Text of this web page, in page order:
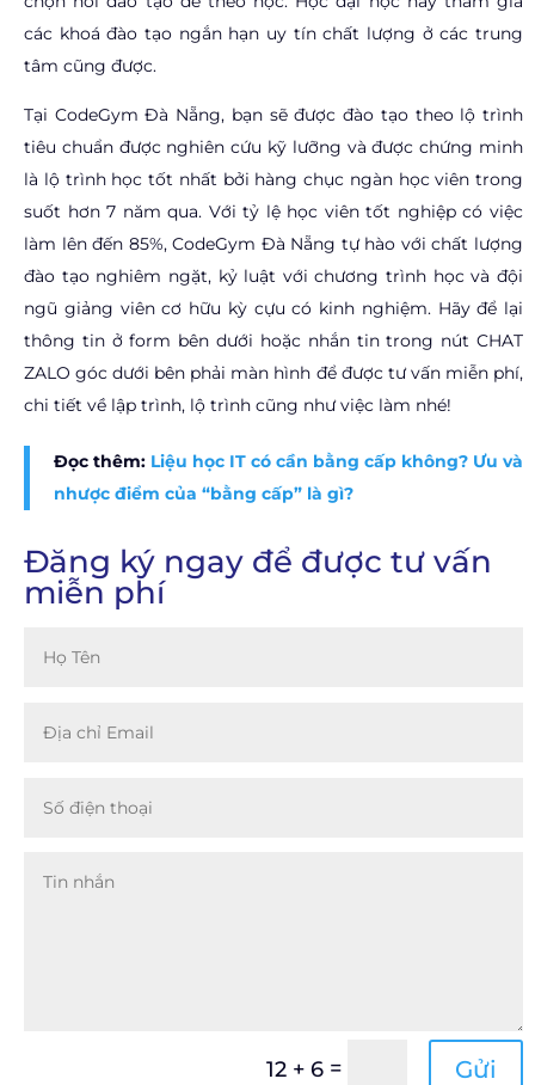
các khoá đào tạo ngắn hạn uy tín chất lượng ở các trung
tâm cũng được.
Tại CodeGym Đà Nẵng, bạn sẽ được đào tạo theo lộ trình
tiêu chuẩn được nghiên cứu kỹ lưỡng và được chứng minh
là lộ trình học tốt nhất bởi hàng chục ngàn học viên trong
suốt hơn 7 năm qua. Với tỷ lệ học viên tốt nghiệp có việc
làm lên đến 85%, CodeGym Đà Nẵng tự hào với chất lượng
đào tạo nghiêm ngặt, kỷ luật với chương trình học và đội
ngũ giảng viên cơ hữu kỳ cựu có kinh nghiệm. Hãy để lại
thông tin ở form bên dưới hoặc nhắn tin trong nút CHAT
ZALO góc dưới bên phải màn hình để được tư vấn miễn phí,
chi tiết về lập trình, lộ trình cũng như việc làm nhé!
Đọc thêm: Liệu học IT có cần bằng cấp không? Ưu và
nhược điểm của “bằng cấp” là gì?
Đăng ký ngay để được tư vấn
miễn phí
12 + 6 = Gửi